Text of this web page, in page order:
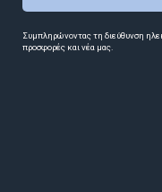
Συμπληρώνοντας τη διεύθυνση
προσφορές και νέα μας.